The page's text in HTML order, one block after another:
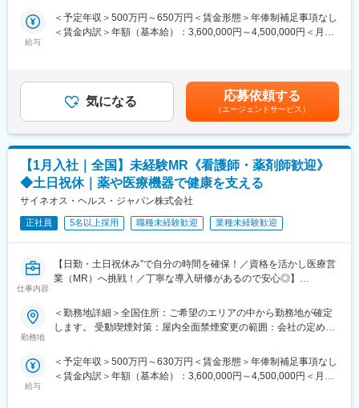
ーからオファーを受けた場合、メーカーに転籍することも可能で
す。オファーや延長依頼があったとしても、別のプロジェクトに
キシブルにキャリアが形成できます。その他、本社部門（マネー
ジャー、研修部門など）への道もあります。
【業務内容】
大手製薬会社などを中心としたクライアントのプロジェクトへの
配属です。担当エリアの医療機関（開業医、病院）を訪問して、
医師、薬剤師に課題解決するための医薬品情報を提供、副作用情
報の収集を行っていただきます。
《具体的には...》
■新薬のプロモーション
※プロジェクトの状況によっては、選考保留（ご紹介できるプロジ
ェクトが出るまで保留）となる場合もございますのであらかじめ
変更の範囲：会社の定める業務
ます。
これまでの経験を活かして新たなフィールドで活躍したい方を歓
■夜勤なし！日勤・土日祝休みで働き方改善・ワークライフバラン
スの両立が叶う！
■明確な評価制度あり！自身の成果や頑張りが客観的に評価され、
年収に反映されます。また、在籍年数が増えると永年勤続報奨金
や四半期一時金などの手当もアップします。つまり、やりがいや
努力がきちんと報われる報酬制度になっています。
《丁寧な研修・支援体制で成長を応援！》
入社後は2カ月間の研修制度がありますので、未経験の方も安心し
てご応募ください！同期社員と一緒に集中的に研修を行い、その
また、配属後も一人ひとりの知識とスキルレベルを上げるために
様々な研修をご用意しています。
《あなたの想いを実現する豊富なキャリアプランとサポート体
制！》
社部門（マネージャー、研修部門など）へのキャリアチェンジ」
など幅広いキャリアプランがあります。また、弊社のマネージャ
給与
＜予定年収＞500万円～650万円＜賃金形態＞年俸制補足事項なし
＜賃金内訳＞年額（基本給）：3,600,000円～4,500,000円＜月額
動・四半期一時金：10万円（四半期に1回、10万円程度支給）※た
だし支給条件有。他、永続勤務報奨金（3年勤務5万円支給、5年
勤務10万円…）ございます。賃金はあくまでも目安の金額であ
り、選考を通じて上下する可能性があります。月給(月額)は固定手
当を含めた表記です。
気になる 応募依頼する
（エージェントサービス）
【1月入社｜全国】未経験MR《看護師・薬剤師歓迎》
◆土日祝休｜薬や医療機器で健康を支える
サイネオス・ヘルス・ジャパン株式会社
正社員 5名以上採用 職種未経験歓迎 業種未経験歓迎
仕事内容
【日勤・土日祝休み”で自分の時間を確保！／資格を活かし医療営
業（MR）へ挑戦！／丁寧な導入研修があるので安心◎】
《資格と想いがあれば活躍できる！》
「誰かのためになる仕事がしたい」「社会貢献につながる仕事を
したい」という想いがあればOK！当社には、臨床経験を活かして
ます。
これまでの経験を活かして新たなフィールドで活躍したい方を歓
勤務地
＜勤務地詳細＞全国住所：ご希望のエリアの中から勤務地が確定
します。 受動喫煙対策：屋内全面禁煙変更の範囲：会社の定める
給与
＜予定年収＞500万円～630万円＜賃金形態＞年俸制補足事項なし
＜賃金内訳＞年額（基本給）：3,600,000円～4,500,000円＜月額